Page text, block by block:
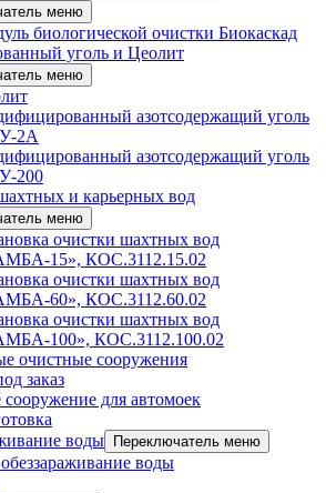
меню
биологической очистки Биокаскад
уголь и Цеолит
меню
азотсодержащий уголь
2А
азотсодержащий уголь
200
и карьерных вод
меню
очистки шахтных вод
15», КОС.3112.15.02
очистки шахтных вод
60», КОС.3112.60.02
очистки шахтных вод
100», КОС.3112.100.02
очистные сооружения
заказ
для автомоек
воды
Переключатель меню
воды